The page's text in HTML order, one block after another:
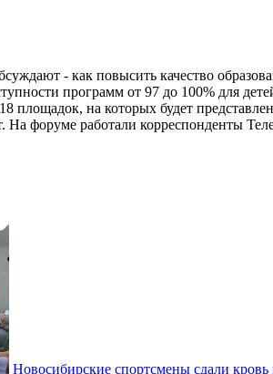
- как повысить качество
программ от 97 до 100% для
площадок, на которых будет
На форуме работали корреспонденты
Новосибирские спортсмены сдали